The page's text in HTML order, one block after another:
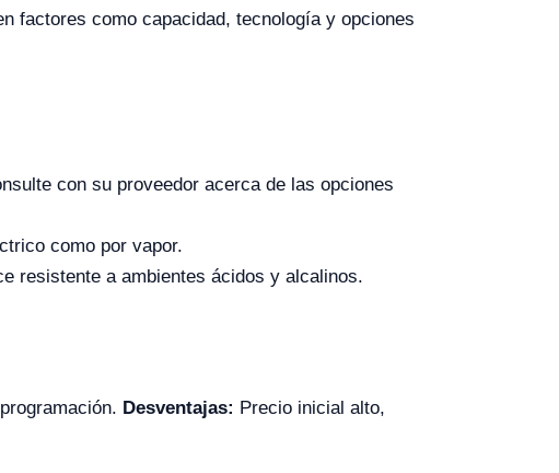
factores como capacidad, tecnología y opciones
con su proveedor acerca de las opciones
como por vapor.
resistente a ambientes ácidos y alcalinos.
Desventajas: Precio inicial alto,